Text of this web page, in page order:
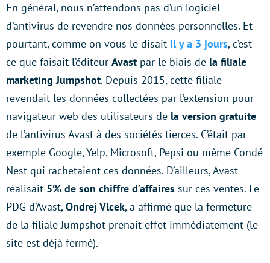
En général, nous n’attendons pas d’un logiciel
d’antivirus de revendre nos données personnelles. Et
pourtant, comme on vous le disait il y a 3 jours, c’est
ce que faisait l’éditeur Avast par le biais de la filiale
marketing Jumpshot. Depuis 2015, cette filiale
revendait les données collectées par l’extension pour
navigateur web des utilisateurs de la version gratuite
de l’antivirus Avast à des sociétés tierces. C’était par
exemple Google, Yelp, Microsoft, Pepsi ou même Condé
Nest qui rachetaient ces données. D’ailleurs, Avast
réalisait 5% de son chiffre d’affaires sur ces ventes. Le
PDG d’Avast,Ondrej Vlcek, a affirmé que la fermeture
de la filiale Jumpshot prenait effet immédiatement (le
site est déjà fermé).